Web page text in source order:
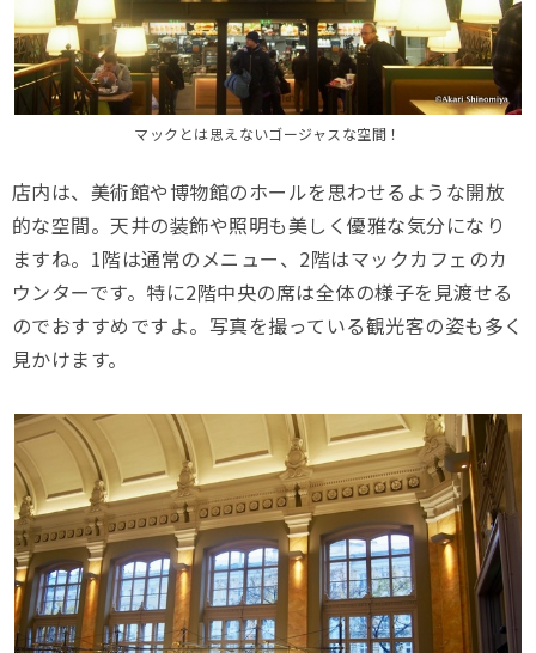
マックとは思えないゴージャスな空間！
店内は、美術館や博物館のホールを思わせるような開放
的な空間。天井の装飾や照明も美しく優雅な気分になり
ますね。1階は通常のメニュー、2階はマックカフェのカ
ウンターです。特に2階中央の席は全体の様子を見渡せる
のでおすすめですよ。写真を撮っている観光客の姿も多く
見かけます。